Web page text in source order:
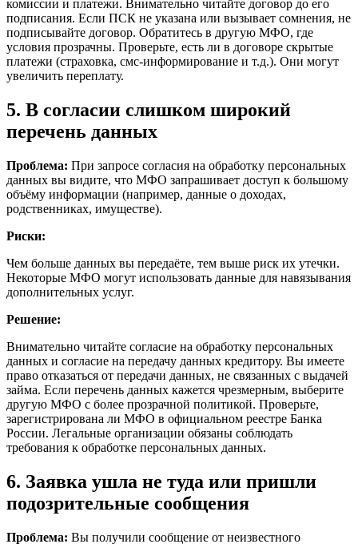
комиссии и платежи. Внимательно читайте договор до его
подписания. Если ПСК не указана или вызывает сомнения, не
подписывайте договор. Обратитесь в другую МФО, где
условия прозрачны. Проверьте, есть ли в договоре скрытые
платежи (страховка, смс-информирование и т.д.). Они могут
увеличить переплату.
5. В согласии слишком широкий
перечень данных
Проблема: При запросе согласия на обработку персональных
данных вы видите, что МФО запрашивает доступ к большому
объёму информации (например, данные о доходах,
родственниках, имуществе).
Риски:
Чем больше данных вы передаёте, тем выше риск их утечки.
Некоторые МФО могут использовать данные для навязывания
дополнительных услуг.
Решение:
Внимательно читайте согласие на обработку персональных
данных и согласие на передачу данных кредитору. Вы имеете
право отказаться от передачи данных, не связанных с выдачей
займа. Если перечень данных кажется чрезмерным, выберите
другую МФО с более прозрачной политикой. Проверьте,
зарегистрирована ли МФО в официальном реестре Банка
России. Легальные организации обязаны соблюдать
требования к обработке персональных данных.
6. Заявка ушла не туда или пришли
подозрительные сообщения
Проблема: Вы получили сообщение от неизвестного